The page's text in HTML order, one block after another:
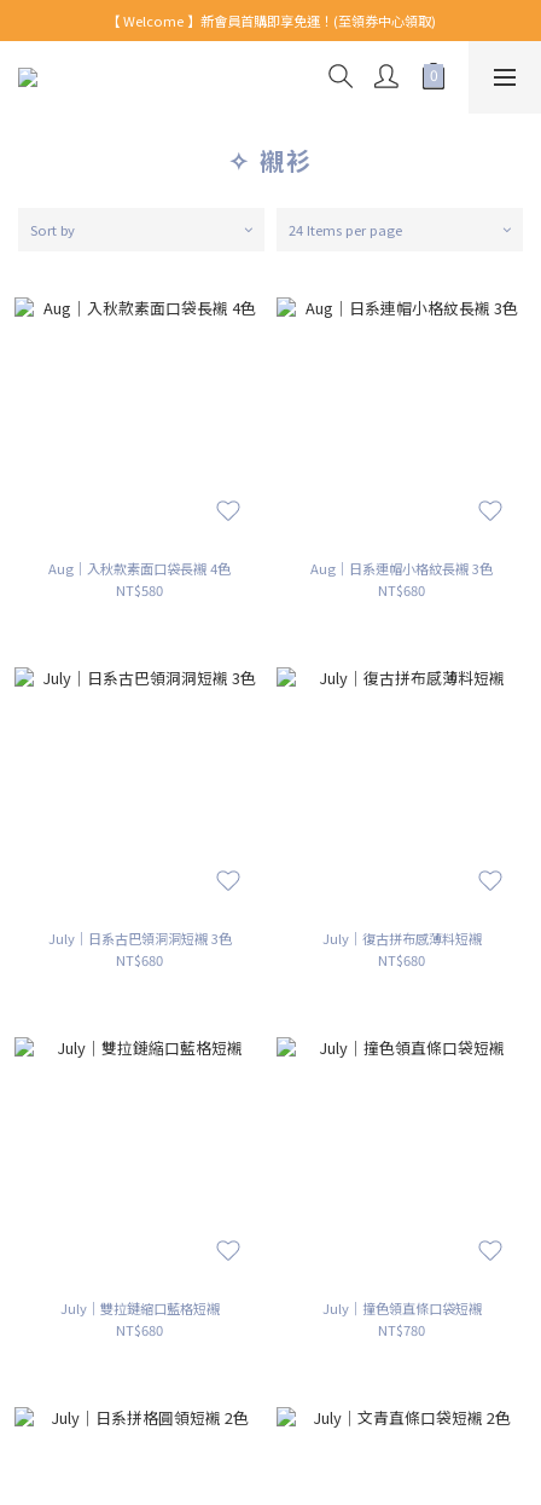
【 Welcome 】新會員首購即享免運！(至領券中心領取)
【 Welcome 】新會員首購即享免運！(至領券中心領取)
全館消費滿999免運！
✧ 襯衫
Sort by 24 Items per page
Aug｜入秋款素面口袋長襯 4色
NT$580
Aug｜日系連帽小格紋長襯 3色
NT$680
July｜日系古巴領洞洞短襯 3色
NT$680
July｜復古拼布感薄料短襯
NT$680
July｜雙拉鏈縮口藍格短襯
NT$680
July｜撞色領直條口袋短襯
NT$780